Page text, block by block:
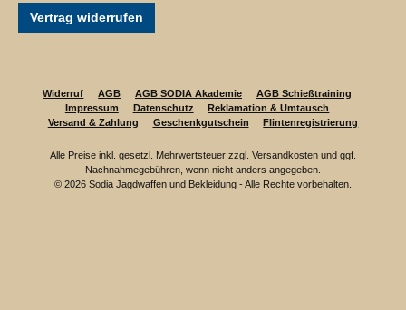
Vertrag widerrufen
Widerruf AGB AGB SODIA Akademie
AGB Schießtraining
Impressum
Datenschutz
Reklamation & Umtausch
Versand & Zahlung
Geschenkgutschein Flintenregistrierung
Alle Preise inkl. gesetzl. Mehrwertsteuer zzgl. Versandkosten und ggf.
Nachnahmegebühren, wenn nicht anders angegeben.
© 2026 Sodia Jagdwaffen und Bekleidung - Alle Rechte vorbehalten.